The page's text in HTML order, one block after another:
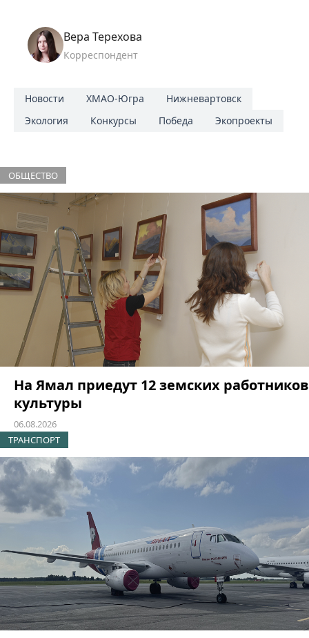
Вера Терехова
Корреспондент
Новости ХМАО-Югра
Нижневартовск
Экология
Конкурсы Победа Экопроекты
ОБЩЕСТВО
На Ямал приедут 12 земских работников
культуры
06.08.2026
ТРАНСПОРТ